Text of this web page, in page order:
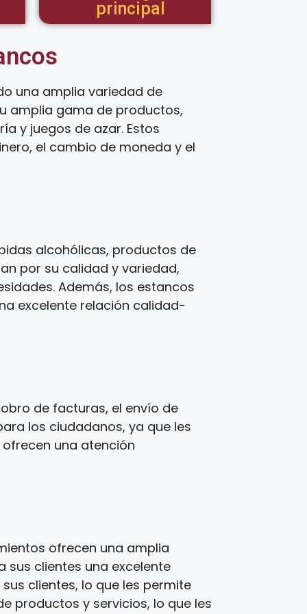
principal
una amplia variedad de
amplia gama de productos,
y juegos de azar. Estos
el cambio de moneda y el
alcohólicas, productos de
por su calidad y variedad,
Además, los estancos
excelente relación calidad-
de facturas, el envío de
los ciudadanos, ya que les
una atención
ofrecen una amplia
clientes una excelente
clientes, lo que les permite
productos y servicios, lo que les